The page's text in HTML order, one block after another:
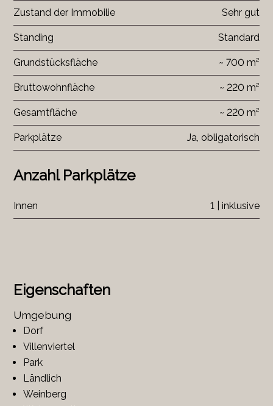
Eigenschaften
Umgebung
Dorf
Villenviertel
Park
Ländlich
Weinberg
Zustand der Immobilie Sehr gut
Standing Standard
Grundstücksfläche ~ 700 m²
Bruttowohnfläche ~ 220 m²
Gesamtfläche ~ 220 m²
Parkplätze Ja, obligatorisch
Anzahl Parkplätze
Innen 1 | inklusive